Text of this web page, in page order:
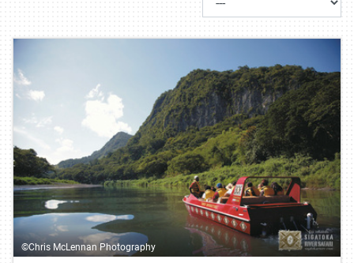
©Chris McLennan Photography